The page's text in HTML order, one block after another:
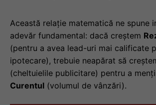
Această relație matematică ne spune
adevăr fundamental: dacă creștem
(pentru a avea lead-uri mai calificate
ipotecare), trebuie neapărat să
(cheltuielile publicitare) pentru a
Curentul (volumul de vânzări).